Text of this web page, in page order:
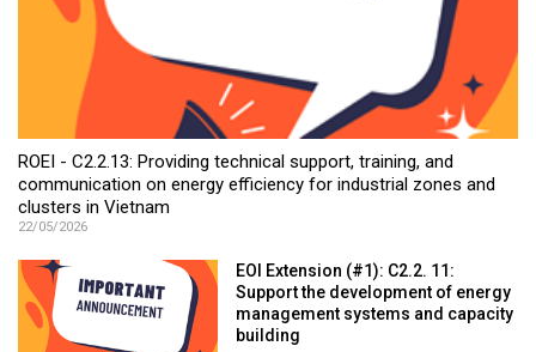
ROEI - C2.2.13: Providing technical support, training, and
communication on energy efficiency for industrial zones and
clusters in Vietnam
22/05/2026
EOI Extension (#1): C2.2. 11:
Support the development of energy
management systems and capacity
building